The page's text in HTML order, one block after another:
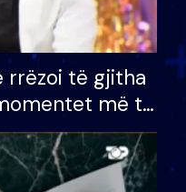
rrëzoi të gjitha
më të
BB VIP: Do më
kur…